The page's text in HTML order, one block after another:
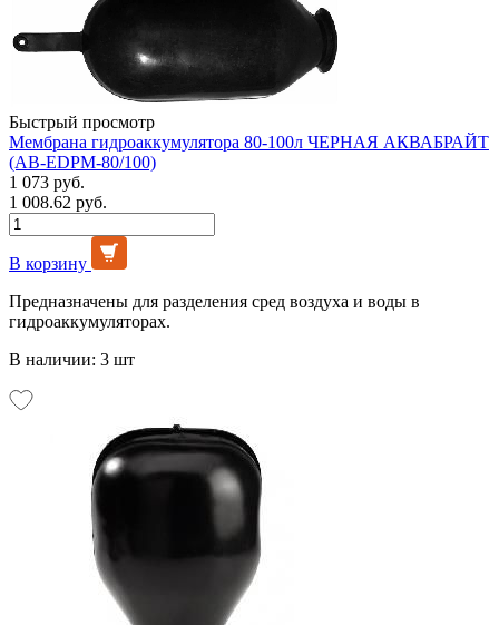
Быстрый просмотр
Мембрана гидроаккумулятора 80-100л ЧЕРНАЯ АКВАБРАЙТ
(AB-EDPM-80/100)
1 073 руб.
1 008.62 руб.
В корзину
Предназначены для разделения сред воздуха и воды в
гидроаккумуляторах.
В наличии: 3 шт